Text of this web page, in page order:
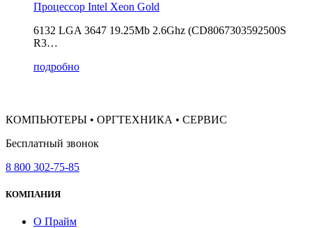
Процессор Intel Xeon Gold
6132 LGA 3647 19.25Mb 2.6Ghz (CD8067303592500S
R3…
подробно
КОМПЬЮТЕРЫ • ОРГТЕХНИКА • СЕРВИС
Бесплатный звонок
8 800 302-75-85
КОМПАНИЯ
О Прайм